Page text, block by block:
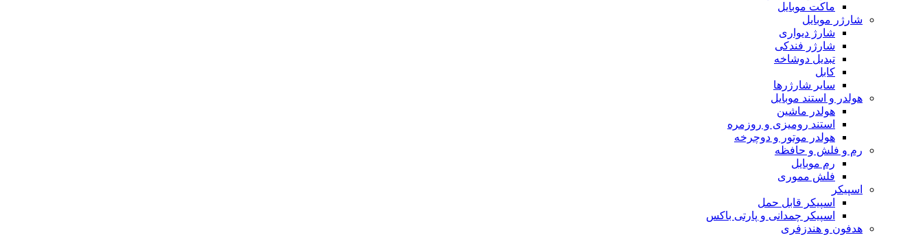
ماکت موبایل
شارژر موبایل
شارژ دیواری
شارژر فندکی
تبدیل دوشاخه
کابل
سایر شارژرها
هولدر و استند موبایل
هولدر ماشین
استند رومیزی و روزمره
هولدر موتور و دوچرخه
رم و فلش و حافظه
رم موبایل
فلش مموری
اسپیکر
اسپیکر قابل حمل
اسپیکر چمدانی و پارتی باکس
هدفون و هندزفری